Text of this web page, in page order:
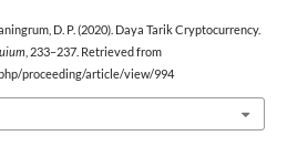
D. P. (2020). Daya Tarik Cryptocurrency.
, 233–237. Retrieved from
proceeding/article/view/994